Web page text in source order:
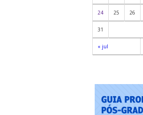
« jul
24 25 26
31